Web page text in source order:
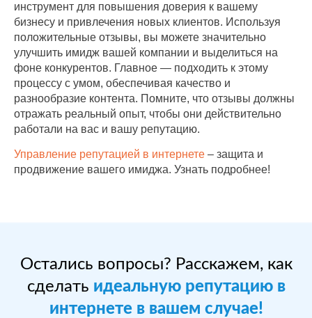
инструмент для повышения доверия к вашему
бизнесу и привлечения новых клиентов. Используя
положительные отзывы, вы можете значительно
улучшить имидж вашей компании и выделиться на
фоне конкурентов. Главное — подходить к этому
процессу с умом, обеспечивая качество и
разнообразие контента. Помните, что отзывы должны
отражать реальный опыт, чтобы они действительно
работали на вас и вашу репутацию.
Управление репутацией в интернете – защита и
продвижение вашего имиджа. Узнать подробнее!
Остались вопросы? Расскажем, как
сделать идеальную репутацию в
интернете в вашем случае!